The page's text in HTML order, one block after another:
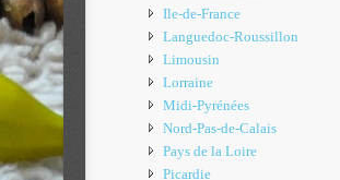
Ile-de-France
Languedoc-Roussillon
Limousin
Lorraine
Midi-Pyrénées
Nord-Pas-de-Calais
Pays de la Loire
Picardie